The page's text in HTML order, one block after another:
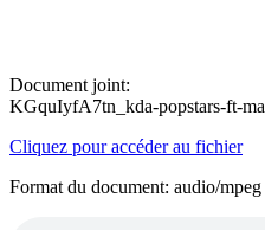
Document joint:
KGquIyfA7tn_kda-popstars-ft-
Cliquez pour accéder au fichier
Format du document: audio/mpeg